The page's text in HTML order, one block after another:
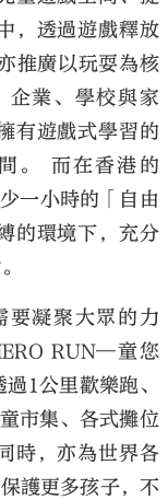
，透過遊戲釋放
推廣以玩耍為核
企業、學校與家
有遊戲式學習的
。 而在香港的
一小時的「自由
的環境下，充分
要凝聚大眾的力
RUN—童您
過1公里歡樂跑、
市集、各式攤位
時，亦為世界各
護更多孩子，不